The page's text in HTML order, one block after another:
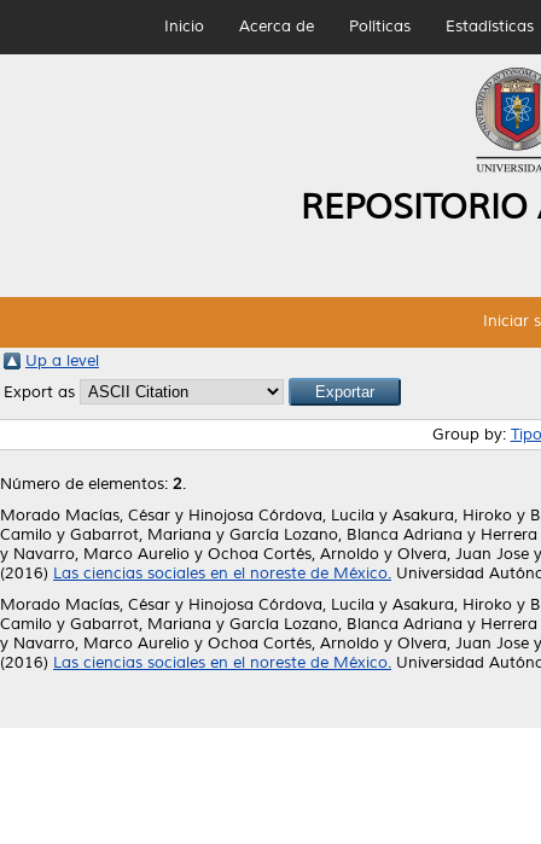
Inicio Acerca de Políticas Estadísticas
Iniciar
Up a level
Export as
Group by:
Número de elementos: 2.
Morado Macías, César y Hinojosa Córdova, Lucila y Asakura, Hiroko y
Camilo y Gabarrot, Mariana y García Lozano, Blanca Adriana y
y Navarro, Marco Aurelio y Ochoa Cortés, Arnoldo y Olvera, Juan Jose
(2016) Las ciencias sociales en el noreste de México. Universidad
Morado Macías, César y Hinojosa Córdova, Lucila y Asakura, Hiroko y
Camilo y Gabarrot, Mariana y García Lozano, Blanca Adriana y
y Navarro, Marco Aurelio y Ochoa Cortés, Arnoldo y Olvera, Juan Jose
(2016) Las ciencias sociales en el noreste de México. Universidad